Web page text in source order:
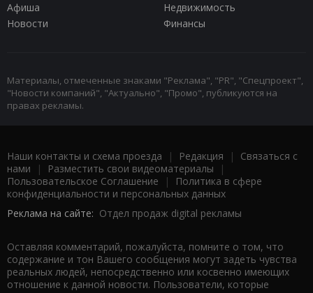
Афиша
Недвижимость
Новости
Финансы
Материалы, отмеченные знаками "Реклама", "PR", "Спецпроект",
"Новости компаний", "Актуально", "Промо", публикуются на
правах рекламы.
Наши контакты и схема проезда | Редакция | Связаться с
нами | Разместить свои видеоматериалы |
Пользовательское Соглашение |
Политика в сфере
конфиденциальности и персональных данных
Реклама на сайте: Отдел продаж digital рекламы
Оставляя комментарий, пожалуйста, помните о том, что
содержание и тон Вашего сообщения могут задеть чувства
реальных людей, непосредственно или косвенно имеющих
отношение к данной новости. Пользователи, которые